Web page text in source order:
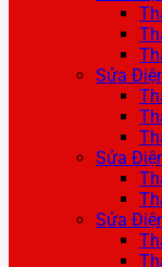
Sửa
Sửa
Sửa